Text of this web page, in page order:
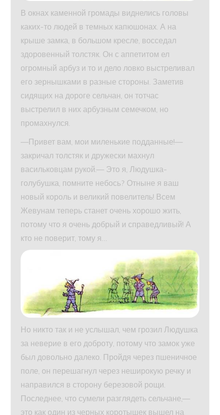
В окнах каменной громады виднелись головы
каких-то людей в темных капюшонах. А на
крыше замка, в большом кресле, восседал
здоровенный толстяк. Он с аппетитом ел
огромный арбуз и то и дело ловко выстреливал
его зернышками в разные стороны. Заметив
сидящих на дороге сельчан, он тотчас
выстрелил в них арбузным семечком, но
промахнулся.
—Привет вам, мои миленькие подданные!—
закричал толстяк и дружески махнул
васильковцам рукой.— Это я, Людушка-
голубушка, помните небось? Отныне я ваш
новый король и великий повелитель! Всем
Жевунам теперь станет очень хорошо жить,
потому что я очень добрый и справедливый! А
кто не поверит, тому я…
Но никто так и не услышал, чем грозил Людушка
за неверие в его доброту, потому что замок уже
был довольно далеко. Пройдя через пшеничное
поле, он перешагнул через неширокую речку и
направился в сторону березовой рощи.
Последнее, что сумели разглядеть сельчане,—
это как один из черных коротышек вышел на